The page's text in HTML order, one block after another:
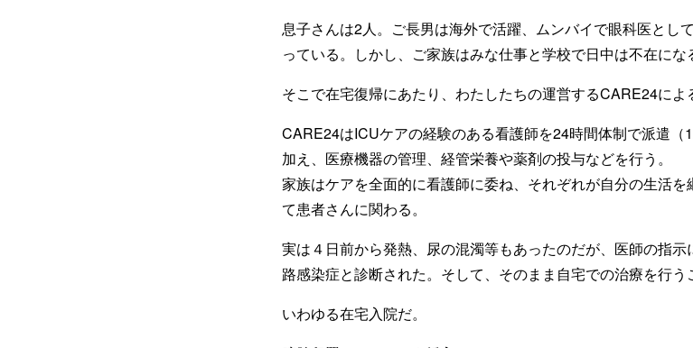
息子さんは2人。ご長男は海外で活躍、ムンバイで眼科医とし
っている。しかし、ご家族はみな仕事と学校で日中は不在にな
そこで在宅復帰にあたり、わたしたちの運営するCARE24によ
CARE24はICUケアの経験のある看護師を24時間体制で派遣
加え、医療機器の管理、経管栄養や薬剤の投与などを行う。
家族はケアを全面的に看護師に委ね、それぞれが自分の生活
て患者さんに関わる。
実は４日前から発熱、尿の混濁等もあったのだが、医師の指
路感染症と診断された。そして、そのまま自宅での治療を行う
いわゆる在宅入院だ。